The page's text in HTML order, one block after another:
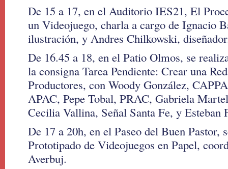
De 15 a 17, en el Auditorio IES21, El
un Videojuego, charla a cargo de Ignacio
ilustración, y Andres Chilkowski,
De 16.45 a 18, en el Patio Olmos, se
la consigna Tarea Pendiente: Crear una
Productores, con Woody González,
APAC, Pepe Tobal, PRAC, Gabriela
Cecilia Vallina, Señal Santa Fe, y Esteban
De 17 a 20h, en el Paseo del Buen Pastor,
Prototipado de Videojuegos en Papel,
Averbuj.